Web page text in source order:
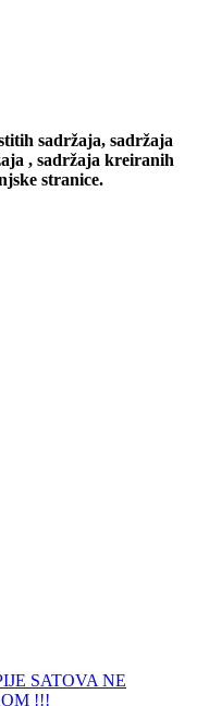
sadržaja, sadržaja
, sadržaja kreiranih
stranice.
SATOVA NE
!!!